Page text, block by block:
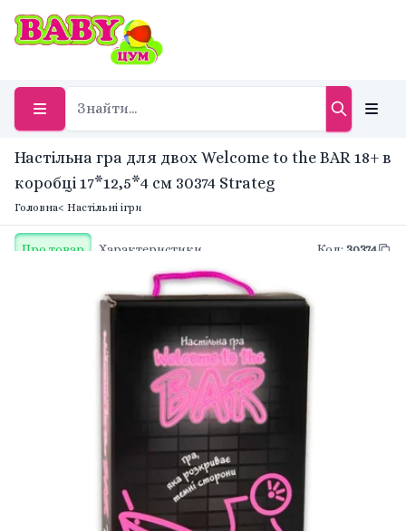
Настільна гра для двох Welcome to the BAR 18+ в
коробці 17*12,5*4 см 30374 Strateg
Головна< Настільні ігри
Про товар Характеристики Код: 30374